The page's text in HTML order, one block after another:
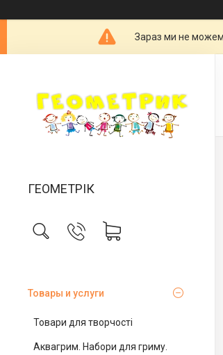
Зараз ми не
ГЕОМЕТРІК
Товары и услуги
Товари для творчості
Аквагрим. Набори для гриму.